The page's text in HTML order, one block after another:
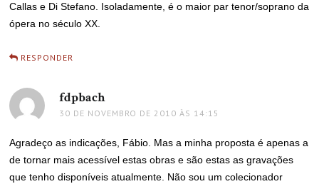
Callas e Di Stefano. Isoladamente, é o maior par tenor/soprano da
ópera no século XX.
RESPONDER
fdpbachdisse:
30 DE NOVEMBRO DE 2010 ÀS 14:15
Agradeço as indicações, Fábio. Mas a minha proposta é apenas a
de tornar mais acessível estas obras e são estas as gravações
que tenho disponíveis atualmente. Não sou um colecionador